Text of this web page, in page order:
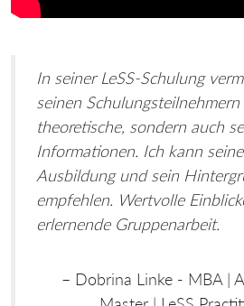
In seiner LeSS-Schulung
seinen
theoretische, sondern auch
Informationen. Ich kann
Ausbildung und sein
empfehlen. Wertvolle
erlernende Gruppenarbeit.
– Dobrina Linke - MBA |